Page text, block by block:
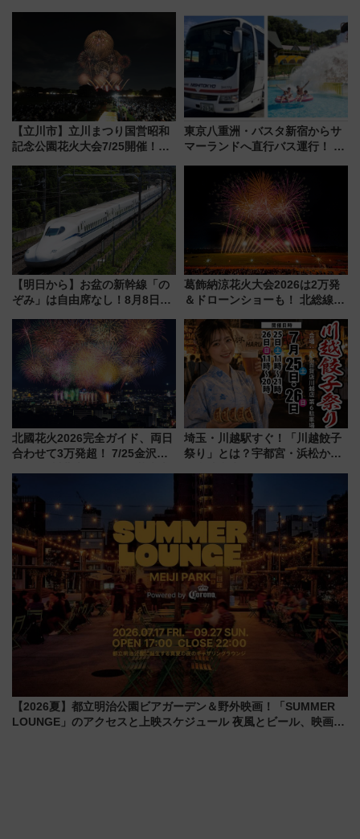
新鎌ヶ谷はどう変わる？ 全テナ
ント情報も公開！
【立川市】立川まつり国営昭和
記念公園花火大会7/25開催！
混雑に要注意、その理由は
東京八重洲・バスタ新宿からサ
マーランドへ直行バス運行！ お
推し活を楽しもう！（2026年
8/1～31）
【明日から】お盆の新幹線「の
ぞみ」は自由席なし！8月8日午
せば空きが見つかることも 混
雑避ける「空席」探しのコツ
葛飾納涼花火大会2026は2万発
＆ドローンショーも！ 北総線を
車、観覧スポット情報と周辺観
光まとめ（7/28開催）
北國花火2026完全ガイド、両日
合わせて3万発超！ 7/25金沢大
会の日程・アクセス・観覧席ま
とめ（石川県）
埼玉・川越駅すぐ！「川越餃子
祭り」とは？宇都宮・浜松から
を食べ比べ【7月25日・26日開
催】
【2026夏】都立明治公園ビアガーデン＆野外映画！「SUMMER
LOUNGE」のアクセスと上映スケジュール 夜風とビール、映画を